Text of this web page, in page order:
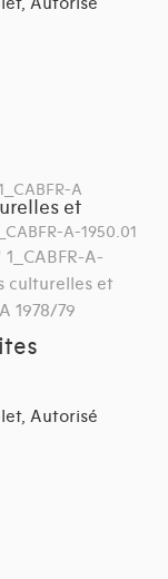
A
et
A-1950.01
1_CABFR-A-
culturelles et
1978/79
Autorisé